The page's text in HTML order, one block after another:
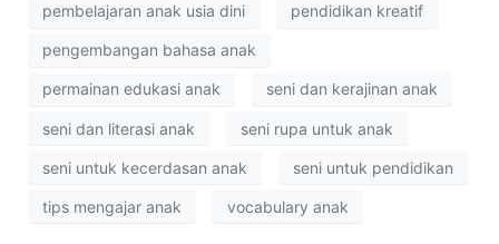
pembelajaran anak usia dini pendidikan kreatif
pengembangan bahasa anak
permainan edukasi anak seni dan kerajinan anak
seni dan literasi anak seni rupa untuk anak
seni untuk kecerdasan anak seni untuk pendidikan
tips mengajar anak vocabulary anak